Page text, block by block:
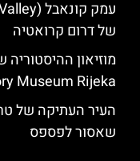
של דרום קרואטיה
Museum Rijeka)
שאסור לפספס